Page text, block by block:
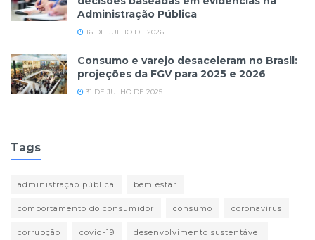
Administração Pública
16 DE JULHO DE 2026
Consumo e varejo desaceleram no Brasil:
projeções da FGV para 2025 e 2026
31 DE JULHO DE 2025
Tags
administração pública bem estar
comportamento do consumidor consumo coronavírus
corrupção covid-19 desenvolvimento sustentável